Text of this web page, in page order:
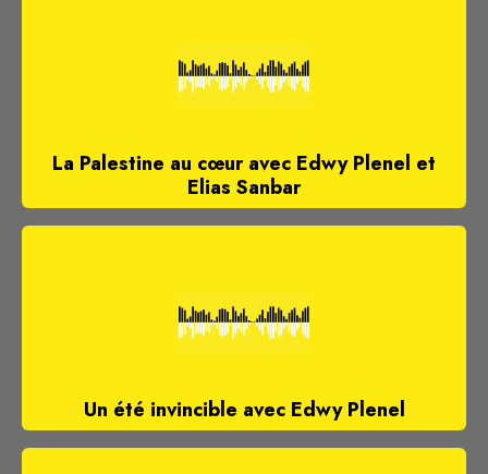
La Palestine au cœur avec Edwy Plenel et
Elias Sanbar
Un été invincible avec Edwy Plenel